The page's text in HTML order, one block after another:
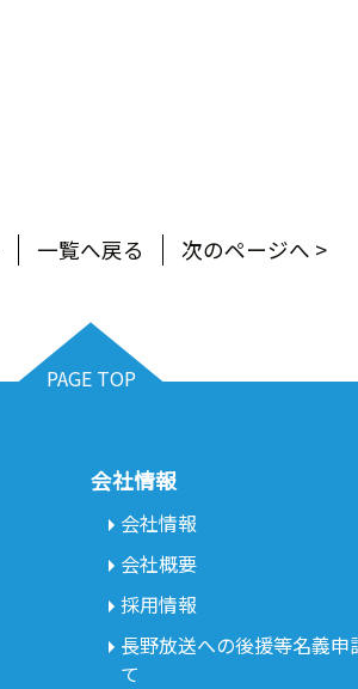
一覧へ戻る 次のページへ >
PAGE TOP
会社情報
会社情報
会社概要
採用情報
長野放送への後援等名義申
て